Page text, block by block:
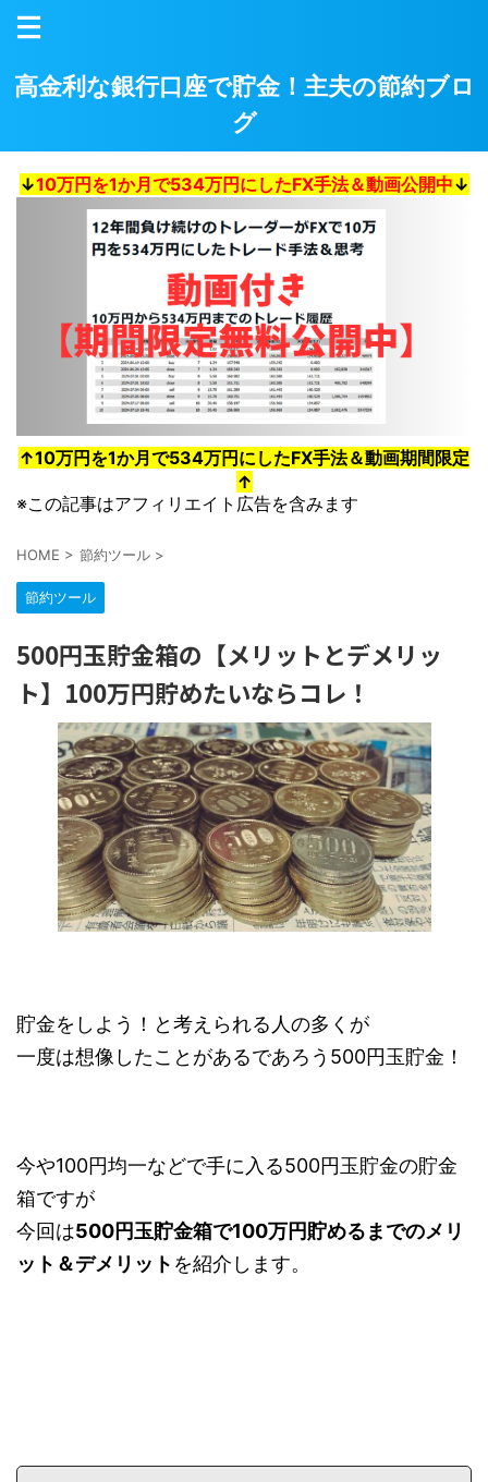
高金利な銀行口座で貯金！主夫の節約ブロ
グ
↓10万円を1か月で534万円にしたFX手法＆動画公開中↓
↑10万円を1か月で534万円にしたFX手法＆動画期間限定
↑
※この記事はアフィリエイト広告を含みます
HOME > 節約ツール >
節約ツール
500円玉貯金箱の【メリットとデメリッ
ト】100万円貯めたいならコレ！
貯金をしよう！と考えられる人の多くが
一度は想像したことがあるであろう500円玉貯金！
今や100円均一などで手に入る500円玉貯金の貯金
箱ですが
今回は500円玉貯金箱で100万円貯めるまでのメリ
ット＆デメリット を紹介します。